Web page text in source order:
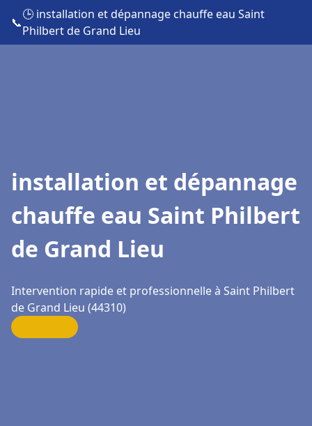
📞
🕒 installation et dépannage chauffe eau Saint
Philbert de Grand Lieu
installation et dépannage
chauffe eau Saint Philbert
de Grand Lieu
Intervention rapide et professionnelle à Saint Philbert
de Grand Lieu (44310)